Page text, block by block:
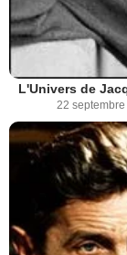
L'Univers de
22